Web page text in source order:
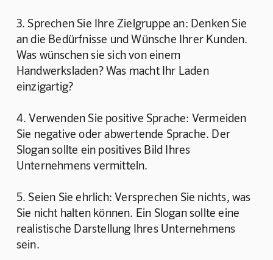
3. Sprechen Sie Ihre Zielgruppe an: Denken Sie
an die Bedürfnisse und Wünsche Ihrer Kunden.
Was wünschen sie sich von einem
Handwerksladen? Was macht Ihr Laden
einzigartig?
4. Verwenden Sie positive Sprache: Vermeiden
Sie negative oder abwertende Sprache. Der
Slogan sollte ein positives Bild Ihres
Unternehmens vermitteln.
5. Seien Sie ehrlich: Versprechen Sie nichts, was
Sie nicht halten können. Ein Slogan sollte eine
realistische Darstellung Ihres Unternehmens
sein.